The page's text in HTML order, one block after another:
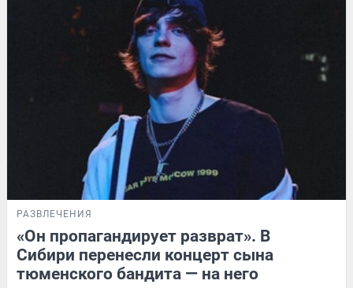
РАЗВЛЕЧЕНИЯ
«Он пропагандирует разврат». В
Сибири перенесли концерт сына
тюменского бандита — на него